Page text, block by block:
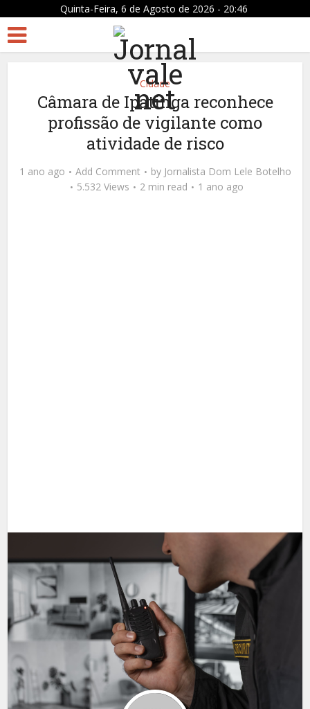
Quinta-Feira, 6 de Agosto de 2026 - 20:46
Cidade
Câmara de Ipatinga reconhece
profissão de vigilante como
atividade de risco
1 ano ago Add Comment by Jornalista Dom Lele Botelho
5.532 Views
2 min read 1 ano ago